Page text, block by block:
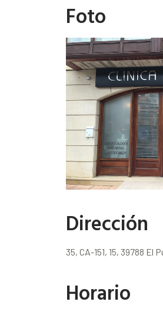
Foto
Dirección
35, CA-151, 15, 39788 El
Horario